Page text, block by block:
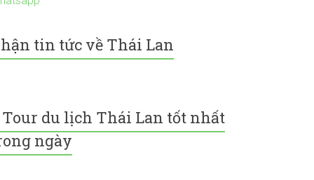
tin tức về Thái Lan
Tour du lịch Thái Lan tốt nhất
ngày